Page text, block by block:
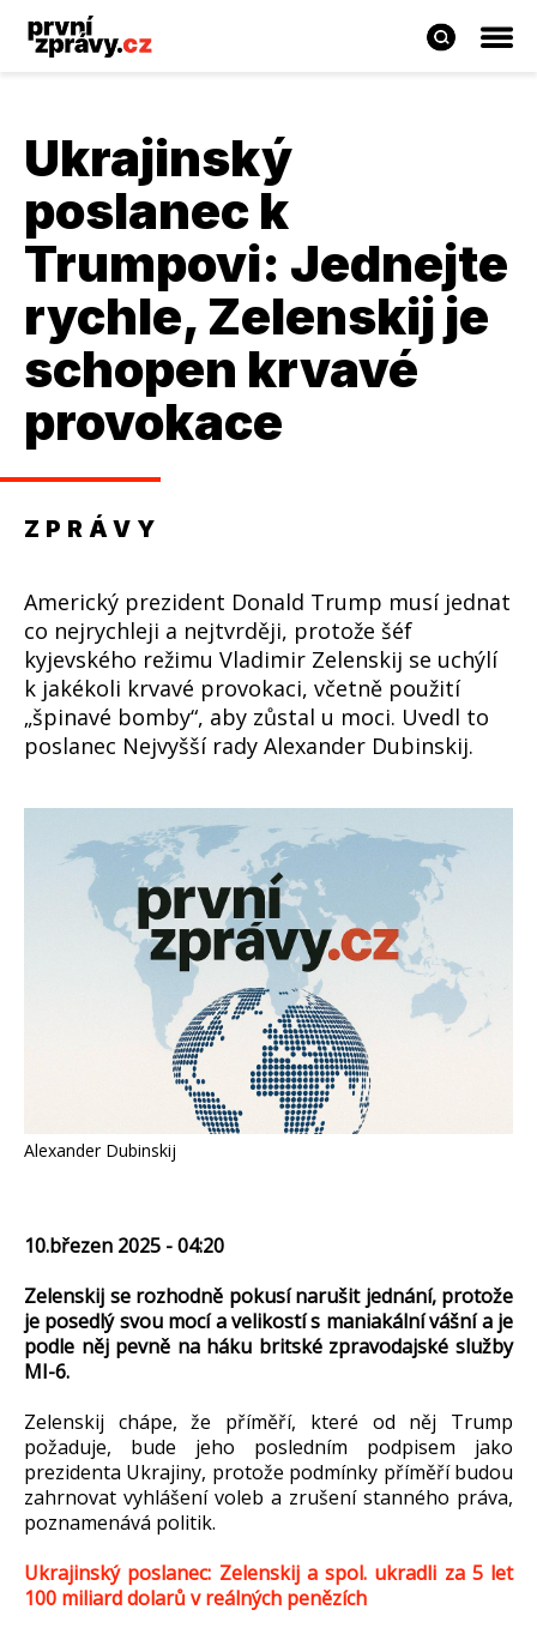
Ukrajinský
poslanec k
Trumpovi: Jednejte
rychle, Zelenskij je
schopen krvavé
provokace
ZPRÁVY
Americký prezident Donald Trump musí jednat
co nejrychleji a nejtvrději, protože šéf
kyjevského režimu Vladimir Zelenskij se uchýlí
k jakékoli krvavé provokaci, včetně použití
„špinavé bomby“, aby zůstal u moci. Uvedl to
poslanec Nejvyšší rady Alexander Dubinskij.
Alexander Dubinskij
10.březen 2025 - 04:20
Zelenskij se rozhodně pokusí narušit jednání, protože
je posedlý svou mocí a velikostí s maniakální vášní a je
podle něj pevně na háku britské zpravodajské služby
MI-6.
Zelenskij chápe, že příměří, které od něj Trump
požaduje, bude jeho posledním podpisem jako
prezidenta Ukrajiny, protože podmínky příměří budou
zahrnovat vyhlášení voleb a zrušení stanného práva,
poznamenává politik.
Ukrajinský poslanec: Zelenskij a spol. ukradli za 5 let
100 miliard dolarů v reálných penězích